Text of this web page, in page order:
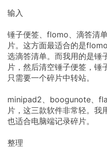
输入
锤子便签、flomo、滴答清
片。这方面最适合的是
选滴答清单。而我用的是锤
片，然后清空锤子便签，锤
只需要一个碎片中转站。
minipad2、boogunote、
片，这三款软件非常轻。我
也适合电脑端记录碎片。
整理